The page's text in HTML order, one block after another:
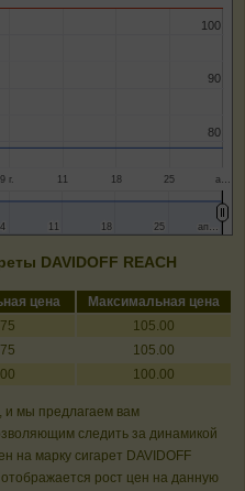
г. а…
11 18 25
80
80
90
90
100
100
ап…
ап…
4
4 11
11 18
18 25
25
DAVIDOFF REACH
цена
Максимальная цена
105.00
105.00
100.00
и мы предлагаем вам
следить за динамикой
на марку сигарет DAVIDOFF
рост цен на данную